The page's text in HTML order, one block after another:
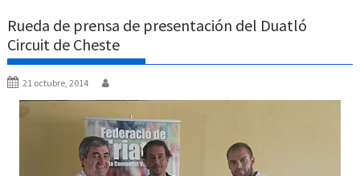
Rueda de prensa de presentación del Duatló
Circuit de Cheste
21 octubre, 2014